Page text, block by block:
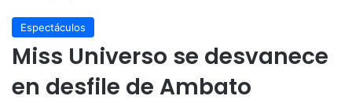
Espectáculos
Miss Universo se desvanece
en desfile de Ambato